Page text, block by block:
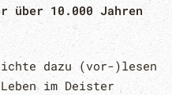
über 10.000 Jahren
dazu (vor-)lesen
im Deister